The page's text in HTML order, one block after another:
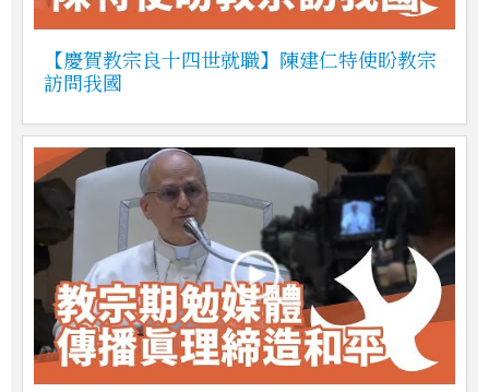
【慶賀教宗良十四世就職】陳建仁特使盼教宗
訪問我國